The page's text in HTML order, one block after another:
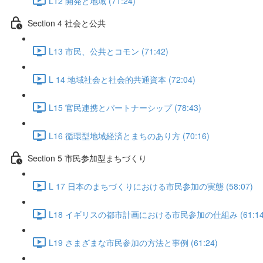
Section 4 社会と公共
L13 市民、公共とコモン (71:42)
L 14 地域社会と社会的共通資本 (72:04)
L15 官民連携とパートナーシップ (78:43)
L16 循環型地域経済とまちのあり方 (70:16)
Section 5 市民参加型まちづくり
L 17 日本のまちづくりにおける市民参加の実態 (58:07)
L18 イギリスの都市計画における市民参加の仕組み
L19 さまざまな市民参加の方法と事例 (61:24)